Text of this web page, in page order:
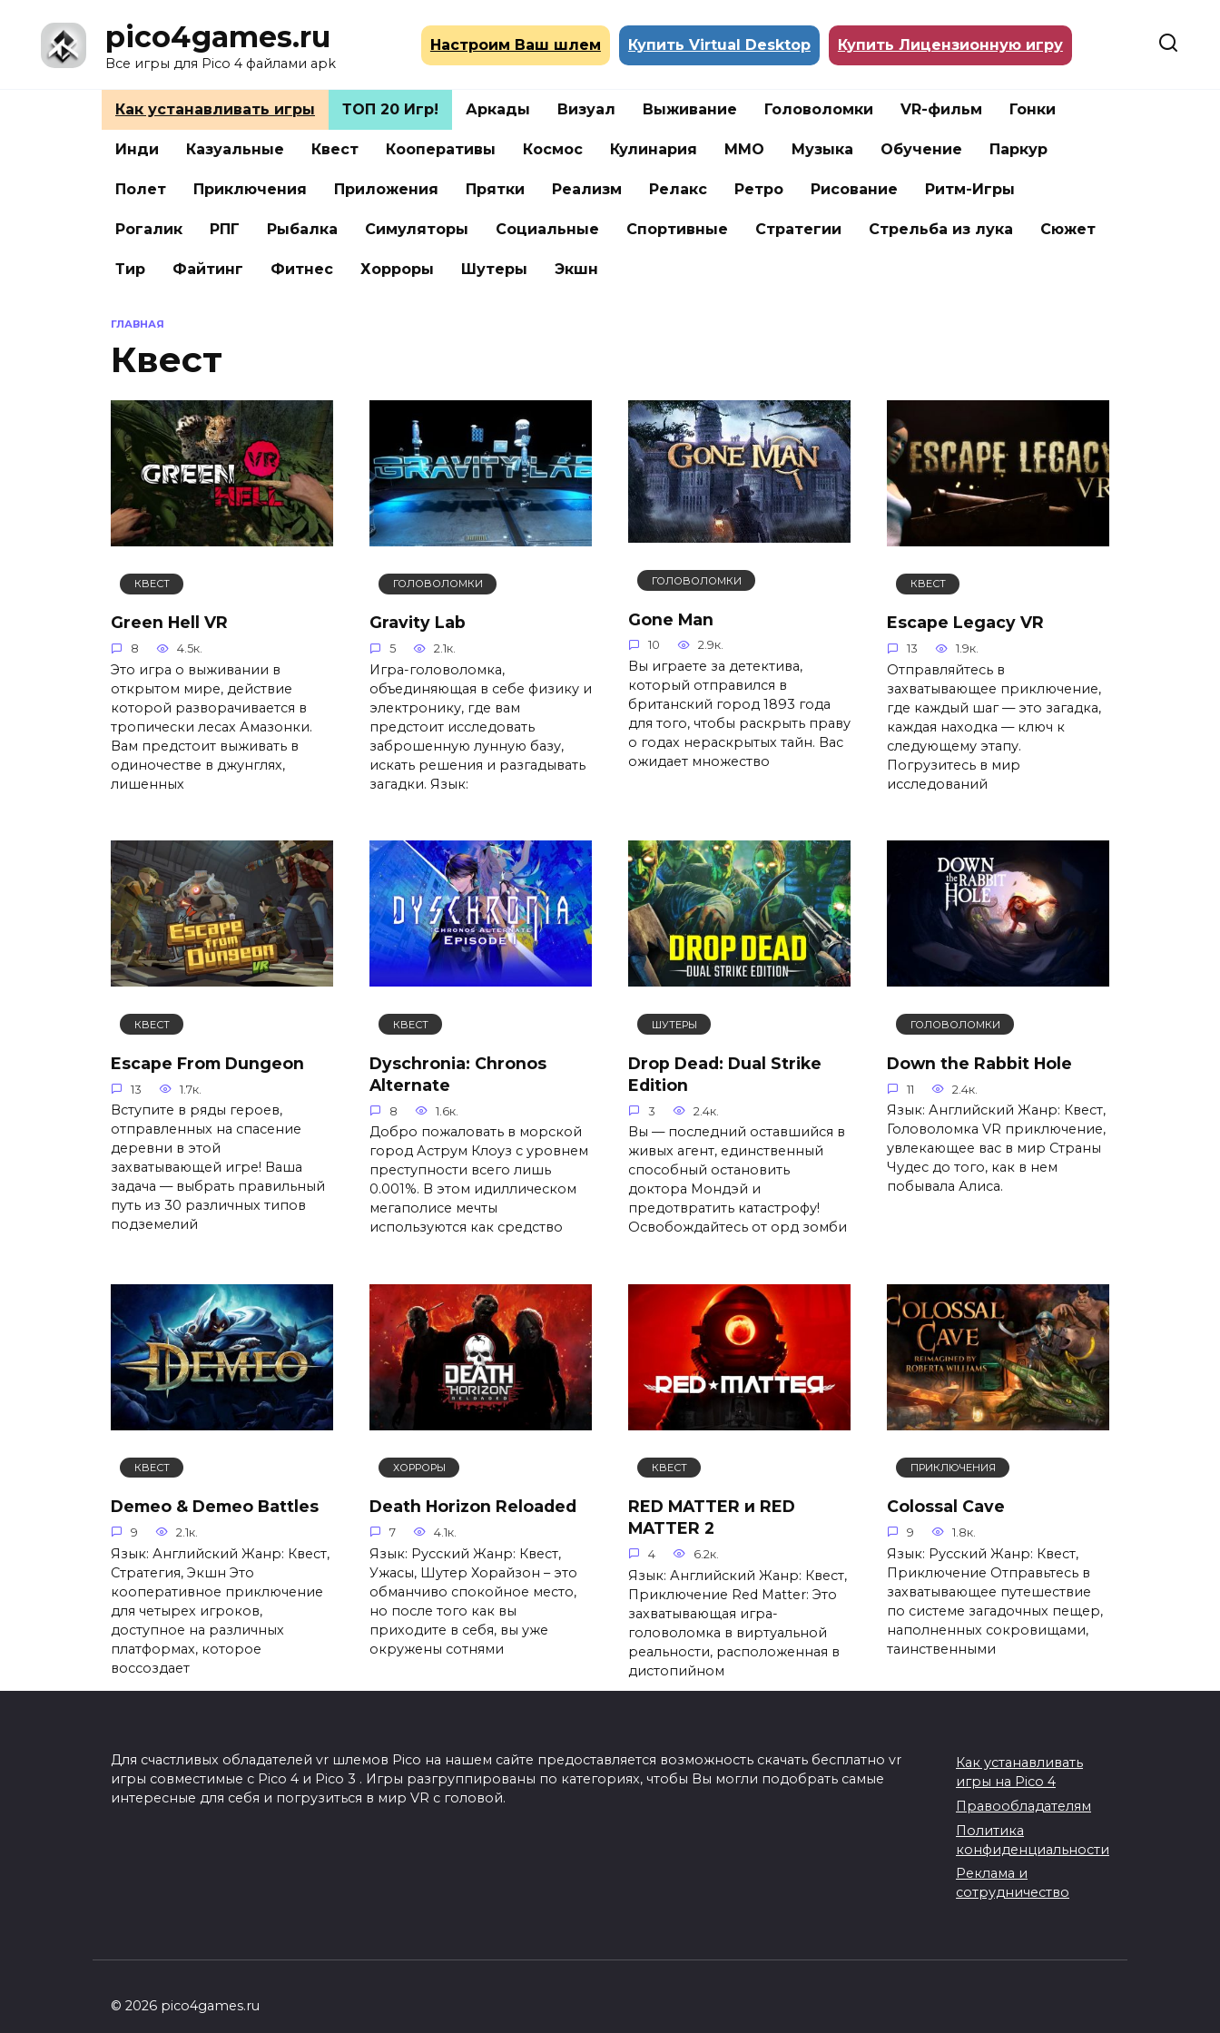
содержанию
pico4games.ru
Все игры для Pico 4 файлами apk
Настроим Ваш шлем Купить Virtual Desktop Купить Лицензионную игру
Как устанавливать игры ТОП 20 Игр! Аркады Визуал Выживание Головоломки VR-фильм Гонки
Инди Казуальные Квест Кооперативы Космос Кулинария ММО Музыка Обучение Паркур
Полет Приключения Приложения Прятки Реализм Релакс Ретро Рисование Ритм-Игры
Рогалик РПГ Рыбалка Симуляторы Социальные Спортивные Стратегии Стрельба из лука Сюжет
Тир Файтинг Фитнес Хорроры Шутеры Экшн
ГЛАВНАЯ
Квест
КВЕСТ
Green Hell VR
8 4.5к.
Это игра о выживании в
открытом мире, действие
которой разворачивается в
тропически лесах Амазонки.
Вам предстоит выживать в
одиночестве в джунглях,
лишенных
ГОЛОВОЛОМКИ
Gravity Lab
5 2.1к.
Игра-головоломка,
объединяющая в себе физику и
электронику, где вам
предстоит исследовать
заброшенную лунную базу,
искать решения и разгадывать
загадки. Язык:
ГОЛОВОЛОМКИ
Gone Man
10 2.9к.
Вы играете за детектива,
который отправился в
британский город 1893 года
для того, чтобы раскрыть праву
о годах нераскрытых тайн. Вас
ожидает множество
КВЕСТ
Escape Legacy VR
13 1.9к.
Отправляйтесь в
захватывающее приключение,
где каждый шаг — это загадка,
каждая находка — ключ к
следующему этапу.
Погрузитесь в мир
исследований
КВЕСТ
Escape From Dungeon
13 1.7к.
Вступите в ряды героев,
отправленных на спасение
деревни в этой
захватывающей игре! Ваша
задача — выбрать правильный
путь из 30 различных типов
подземелий
КВЕСТ
Dyschronia: Chronos
Alternate
8 1.6к.
Добро пожаловать в морской
город Аструм Клоуз с уровнем
преступности всего лишь
0.001%. В этом идиллическом
мегаполисе мечты
используются как средство
ШУТЕРЫ
Drop Dead: Dual Strike
Edition
3 2.4к.
Вы — последний оставшийся в
живых агент, единственный
способный остановить
доктора Мондэй и
предотвратить катастрофу!
Освобождайтесь от орд зомби
ГОЛОВОЛОМКИ
Down the Rabbit Hole
11 2.4к.
Язык: Английский Жанр: Квест,
Головоломка VR приключение,
увлекающее вас в мир Страны
Чудес до того, как в нем
побывала Алиса.
КВЕСТ
Demeo & Demeo Battles
9 2.1к.
Язык: Английский Жанр: Квест,
Стратегия, Экшн Это
кооперативное приключение
для четырех игроков,
доступное на различных
платформах, которое
воссоздает
ХОРРОРЫ
Death Horizon Reloaded
7 4.1к.
Язык: Русский Жанр: Квест,
Ужасы, Шутер Хорайзон – это
обманчиво спокойное место,
но после того как вы
приходите в себя, вы уже
окружены сотнями
КВЕСТ
RED MATTER и RED
MATTER 2
4 6.2к.
Язык: Английский Жанр: Квест,
Приключение Red Matter: Это
захватывающая игра-
головоломка в виртуальной
реальности, расположенная в
дистопийном
ПРИКЛЮЧЕНИЯ
Colossal Cave
9 1.8к.
Язык: Русский Жанр: Квест,
Приключение Отправьтесь в
захватывающее путешествие
по системе загадочных пещер,
наполненных сокровищами,
таинственными
Для счастливых обладателей vr шлемов Pico на нашем сайте предоставляется возможность скачать бесплатно vr
игры совместимые с Pico 4 и Pico 3 . Игры разгруппированы по категориях, чтобы Вы могли подобрать самые
интересные для себя и погрузиться в мир VR с головой.
Как устанавливать
игры на Pico 4
Правообладателям
Политика
конфиденциальности
Реклама и
сотрудничество
© 2026 pico4games.ru